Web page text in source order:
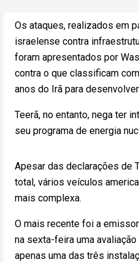
Os ataques, realizados em
israelense contra
foram apresentados por
contra o que classificam
anos do Irã para
Teerã, no entanto, nega ter
seu programa de energia
Apesar das declarações de
total, vários veículos
mais complexa.
O mais recente foi a
na sexta-feira uma
apenas uma das três